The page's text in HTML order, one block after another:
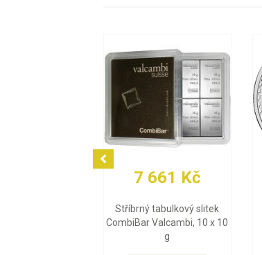
Zlatá mince Emu 2026, 1 oz
93 423 Kč
Zlatá mince Britannia
Charles III 2026, 1 oz